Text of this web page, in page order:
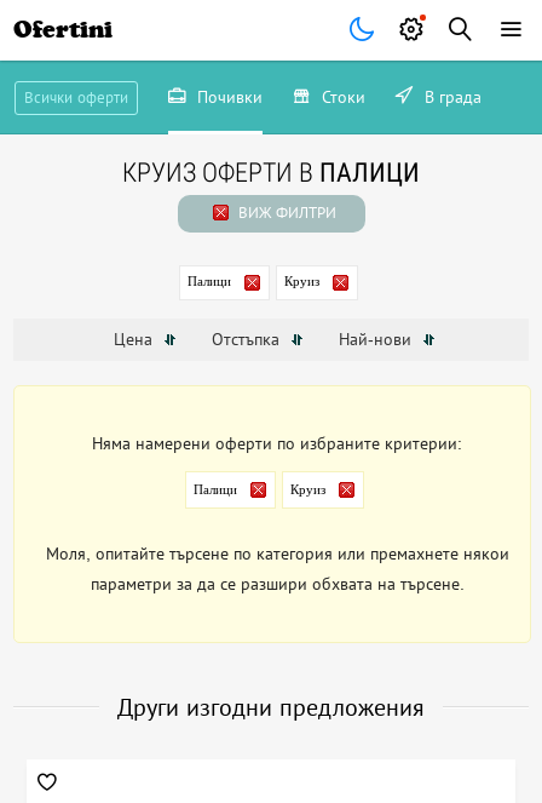
Ofertini
Всички оферти Почивки Стоки В града
КРУИЗ ОФЕРТИ В ПАЛИЦИ
ВИЖ ФИЛТРИ
Палици Круиз
Цена Отстъпка Най-нови
Няма намерени оферти по избраните критерии:
Палици Круиз
Моля, опитайте търсене по категория или премахнете някои
параметри за да се разшири обхвата на търсене.
Други изгодни предложения